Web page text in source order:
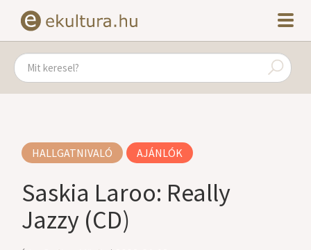
HALLGATNIVALÓ AJÁNLÓK
Saskia Laroo: Really
Jazzy (CD)